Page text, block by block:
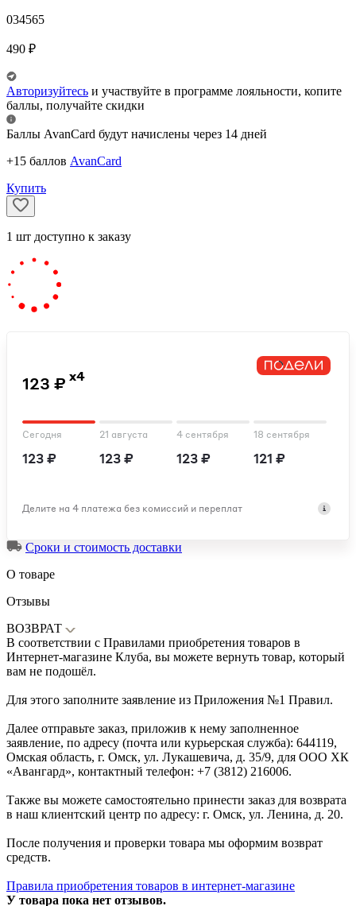
034565
490 ₽
Авторизуйтесь и участвуйте в программе лояльности, копите
баллы, получайте скидки
Баллы AvanCard будут начислены через 14 дней
+15 баллов AvanCard
Купить
1 шт доступно к заказу
123 ₽ x4
Сегодня
123 ₽
21 августа
123 ₽
4 сентября
123 ₽
18 сентября
121 ₽
Делите на 4 платежа без комиссий и переплат
Сроки и стоимость доставки
О товаре
Отзывы
ВОЗВРАТ
В соответствии с Правилами приобретения товаров в
Интернет-магазине Клуба, вы можете вернуть товар, который
вам не подошёл.
Для этого заполните заявление из Приложения №1 Правил.
Далее отправьте заказ, приложив к нему заполненное
заявление, по адресу (почта или курьерская служба): 644119,
Омская область, г. Омск, ул. Лукашевича, д. 35/9, для ООО ХК
«Авангард», контактный телефон: +7 (3812) 216006.
Также вы можете самостоятельно принести заказ для возврата
в наш клиентский центр по адресу: г. Омск, ул. Ленина, д. 20.
После получения и проверки товара мы оформим возврат
средств.
Правила приобретения товаров в интернет-магазине
У товара пока нет отзывов.